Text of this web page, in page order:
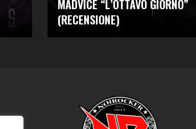
MADVICE “L’OTTAVO GIORNO”
(RECENSIONE)